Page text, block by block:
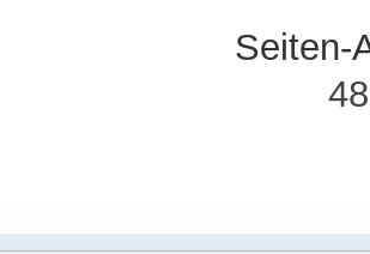
Seiten-